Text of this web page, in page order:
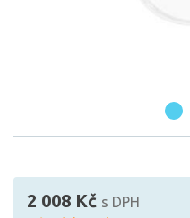
2 008 Kč s DPH